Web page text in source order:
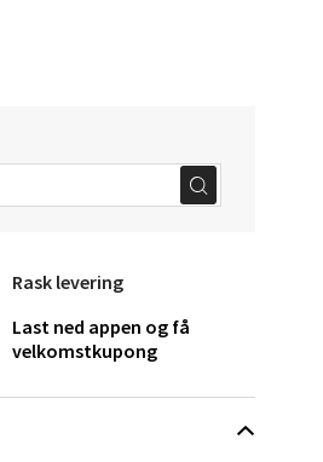
Rask levering
Last ned appen og få
velkomstkupong